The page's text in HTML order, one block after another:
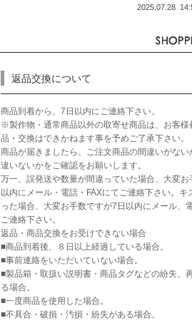
2025.07.28
返品交換について
商品到着から、7日以内にご連絡下さい。
※製作物・通常商品以外の取寄せ商品は、お客様
品・交換はできかねます事を予めご了承下さい。
商品が届きましたら、ご注文商品の間違いがない
違いないかをご確認をお願いします。
万一、誤発送や数量が間違っていた場合、大変お
以内にメール・電話・FAXにてご連絡下さい。キ
った場合、大変お手数ですが7日以内にメール、
ご連絡下さい。
返品・商品交換をお受けできない場合
■商品到着後、８日以上経過している場合。
■事前連絡をいただいていない場合。
■製品箱・取扱い説明書・商品タグなどの紛失、
る場合。
■一度商品を使用した場合。
■不具合・破損・汚損・紛失がある場合。